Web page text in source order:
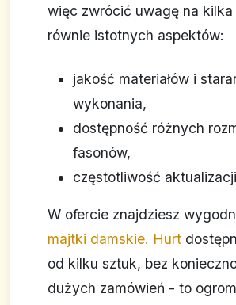
więc zwrócić uwagę na kilka
równie istotnych aspektów:
jakość materiałów i
wykonania,
dostępność różnych
fasonów,
częstotliwość
W ofercie znajdziesz
majtki damskie. Hurt
od kilku sztuk, bez
dużych zamówień - to